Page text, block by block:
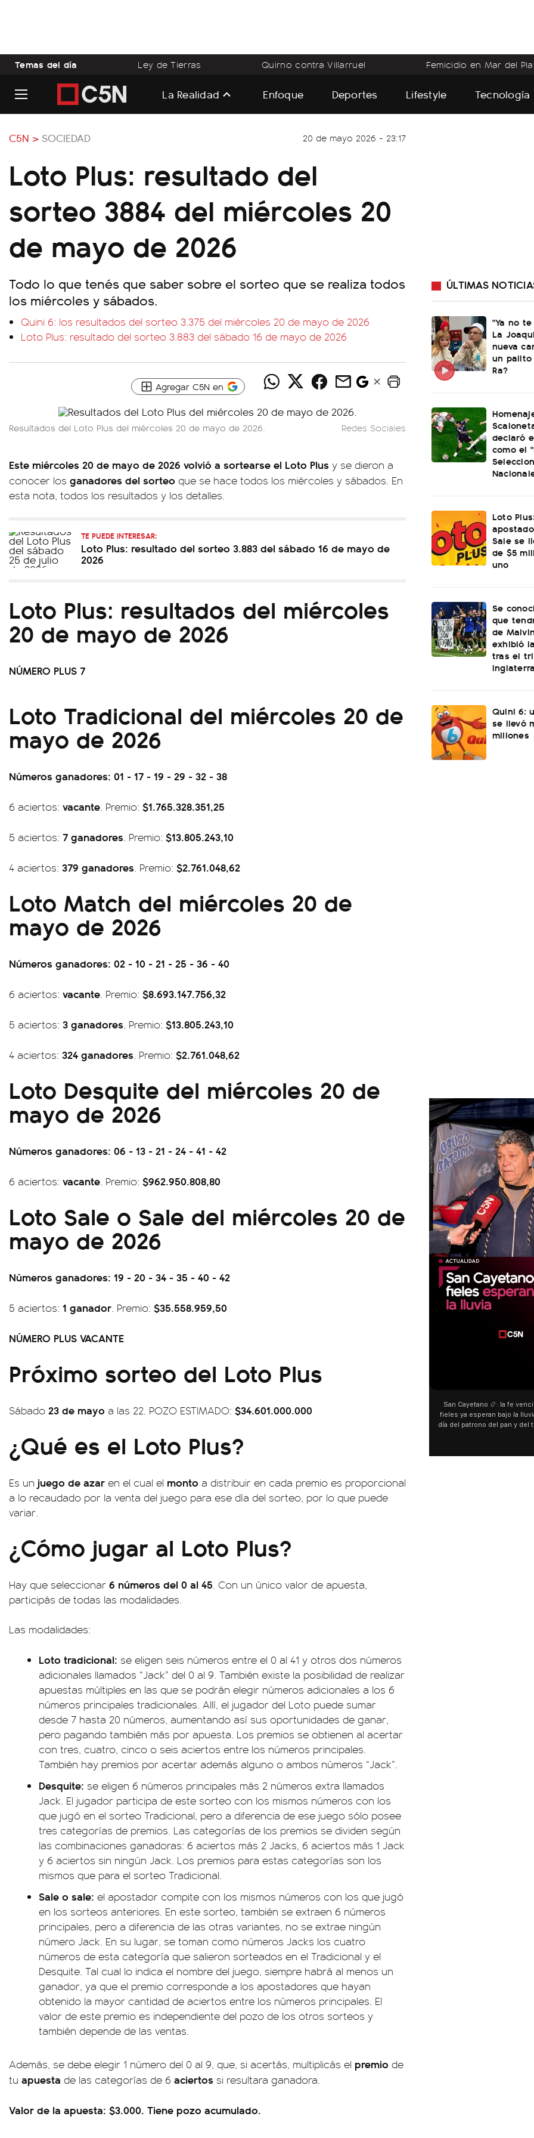
Temas del día Ley de Tierras Quirno contra Villarruel Femicidio en Mar del
La Realidad Enfoque Deportes Lifestyle Tecnología
C5N > SOCIEDAD 20 de mayo 2026 - 23:17
Loto Plus: resultado del
sorteo 3884 del miércoles 20
de mayo de 2026
Todo lo que tenés que saber sobre el sorteo que se realiza todos
los miércoles y sábados.
Quini 6: los resultados del sorteo 3.375 del miércoles 20 de mayo de 2026
Loto Plus: resultado del sorteo 3.883 del sábado 16 de mayo de 2026
Agregar C5N en
Resultados del Loto Plus del miércoles 20 de mayo de 2026. Redes Sociales
Este miércoles 20 de mayo de 2026 volvió a sortearse el Loto Plus y se dieron a
conocer los ganadores del sorteo que se hace todos los miércoles y sábados. En
esta nota, todos los resultados y los detalles.
TE PUEDE INTERESAR:
Loto Plus: resultado del sorteo 3.883 del sábado 16 de mayo de
2026
Loto Plus: resultados del miércoles
20 de mayo de 2026
NÚMERO PLUS 7
Loto Tradicional del miércoles 20 de
mayo de 2026
Números ganadores: 01 - 17 - 19 - 29 - 32 - 38
6 aciertos: vacante. Premio: $1.765.328.351,25
5 aciertos: 7 ganadores. Premio: $13.805.243,10
4 aciertos: 379 ganadores. Premio: $2.761.048,62
Loto Match del miércoles 20 de
mayo de 2026
Números ganadores: 02 - 10 - 21 - 25 - 36 - 40
6 aciertos: vacante. Premio: $8.693.147.756,32
5 aciertos: 3 ganadores. Premio: $13.805.243,10
4 aciertos: 324 ganadores. Premio: $2.761.048,62
Loto Desquite del miércoles 20 de
mayo de 2026
Números ganadores: 06 - 13 - 21 - 24 - 41 - 42
6 aciertos: vacante. Premio: $962.950.808,80
Loto Sale o Sale del miércoles 20 de
mayo de 2026
Números ganadores: 19 - 20 - 34 - 35 - 40 - 42
5 aciertos: 1 ganador. Premio: $35.558.959,50
NÚMERO PLUS VACANTE
Próximo sorteo del Loto Plus
Sábado 23 de mayo a las 22. POZO ESTIMADO: $34.601.000.000
¿Qué es el Loto Plus?
Es un juego de azar en el cual el monto a distribuir en cada premio es proporcional
a lo recaudado por la venta del juego para ese día del sorteo, por lo que puede
variar.
¿Cómo jugar al Loto Plus?
Hay que seleccionar 6 números del 0 al 45. Con un único valor de apuesta,
participás de todas las modalidades.
Las modalidades:
Loto tradicional: se eligen seis números entre el 0 al 41 y otros dos números
adicionales llamados “Jack” del 0 al 9. También existe la posibilidad de realizar
apuestas múltiples en las que se podrán elegir números adicionales a los 6
números principales tradicionales. Allí, el jugador del Loto puede sumar
desde 7 hasta 20 números, aumentando así sus oportunidades de ganar,
pero pagando también más por apuesta. Los premios se obtienen al acertar
con tres, cuatro, cinco o seis aciertos entre los números principales.
También hay premios por acertar además alguno o ambos números “Jack”.
Desquite: se eligen 6 números principales más 2 números extra llamados
Jack. El jugador participa de este sorteo con los mismos números con los
que jugó en el sorteo Tradicional, pero a diferencia de ese juego sólo posee
tres categorías de premios. Las categorías de los premios se dividen según
las combinaciones ganadoras: 6 aciertos más 2 Jacks, 6 aciertos más 1 Jack
y 6 aciertos sin ningún Jack. Los premios para estas categorías son los
mismos que para el sorteo Tradicional.
Sale o sale: el apostador compite con los mismos números con los que jugó
en los sorteos anteriores. En este sorteo, también se extraen 6 números
principales, pero a diferencia de las otras variantes, no se extrae ningún
número Jack. En su lugar, se toman como números Jacks los cuatro
números de esta categoría que salieron sorteados en el Tradicional y el
Desquite. Tal cual lo indica el nombre del juego, siempre habrá al menos un
ganador, ya que el premio corresponde a los apostadores que hayan
obtenido la mayor cantidad de aciertos entre los números principales. El
valor de este premio es independiente del pozo de los otros sorteos y
también depende de las ventas.
Además, se debe elegir 1 número del 0 al 9, que, si acertás, multiplicás el premio de
tu apuesta de las categorías de 6 aciertos si resultara ganadora.
Valor de la apuesta: $3.000. Tiene pozo acumulado.
ÚLTIMAS
"Ya no
La
nueva
un palito
Ra?
declaró
como el
Loto
Sale se
de $5
uno
Se
que
de
exhibió
tras el
Inglaterra
Quini 6:
se llevó
millones
San Cayetano 📿: la fe venció al
fieles ya esperan bajo la lluvia ➡️ A
día del patrono del pan y del trabajo,